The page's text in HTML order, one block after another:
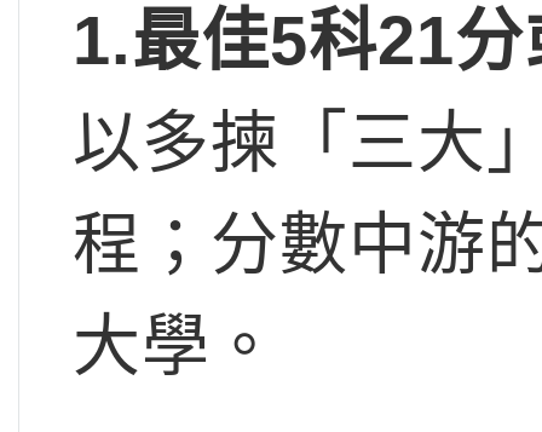
1.最佳5科21分
以多揀「三大
程；分數中游
大學。